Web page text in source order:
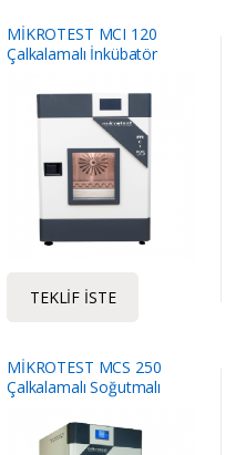
MİKROTEST MCI 120
Çalkalamalı İnkübatör
TEKLIF İSTE
MİKROTEST MCS 250
Çalkalamalı Soğutmalı